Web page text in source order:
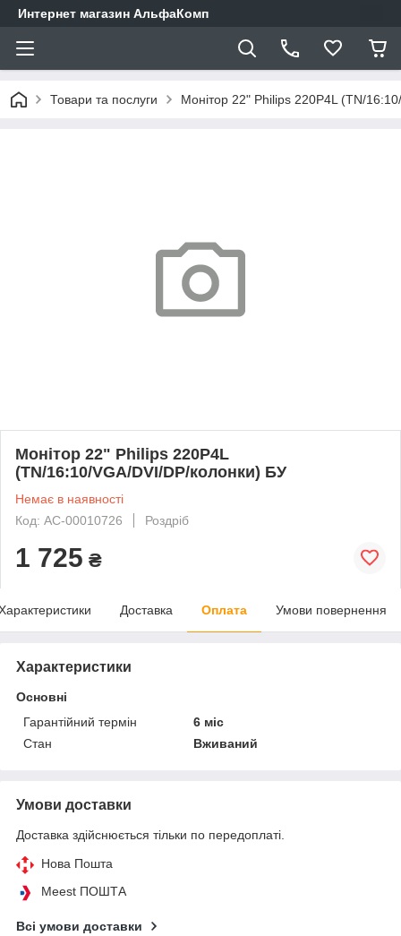
Интернет магазин АльфаКомп
Товари та послуги Монітор 22" Philips 220P4L (TN/
Монітор 22" Philips 220P4L
(TN/16:10/VGA/DVI/DP/колонки) БУ
Немає в наявності
Код: AC-00010726
Роздріб
1 725 ₴
Доставка Оплата Умови повернення
Характеристики
Основні
Гарантійний термін
6 міс
Стан
Вживаний
Умови доставки
Доставка здійснюється тільки по передоплаті.
Нова Пошта
Meest ПОШТА
Всі умови доставки